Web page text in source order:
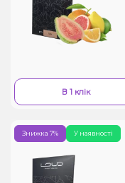
В 1 клік
У наявності
Знижка 7%